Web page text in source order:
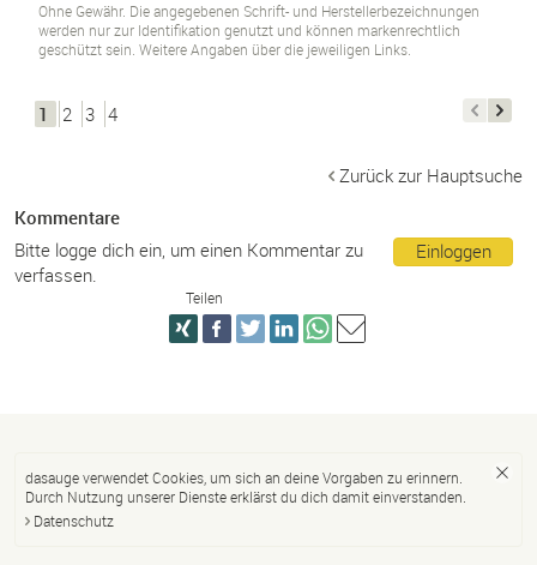
Ohne Gewähr. Die angegebenen Schrift- und Herstellerbezeichnungen
werden nur zur Identifikation genutzt und können markenrechtlich
geschützt sein. Weitere Angaben über die jeweiligen Links.
1 2 3 4
Zurück zur Hauptsuche
Kommentare
Einloggen
Bitte logge dich ein, um einen Kommentar zu
verfassen.
Teilen
dasauge verwendet Cookies, um sich an deine Vorgaben zu erinnern.
Durch Nutzung unserer Dienste erklärst du dich damit einverstanden.
Datenschutz